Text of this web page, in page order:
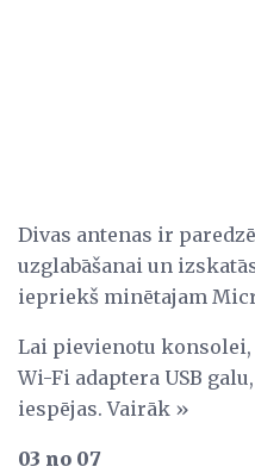
Divas antenas ir
uzglabāšanai un
iepriekš minētajam
Lai pievienotu
Wi-Fi adaptera USB
iespējas. Vairāk »
03 no 07